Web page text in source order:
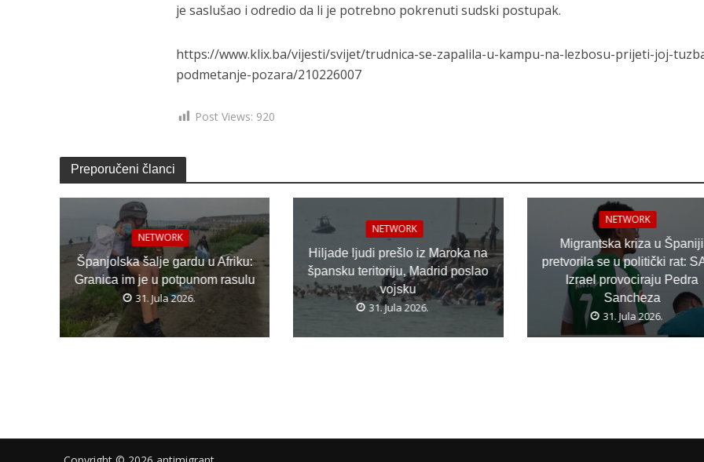
je saslušao i odredio da li je potrebno pokrenuti sudski postupak.
https://www.klix.ba/vijesti/svijet/trudnica-se-zapalila-u-kampu-na-lezbosu-prijeti-joj-
podmetanje-pozara/210226007
Post Views: 920
Preporučeni članci
NETWORK
Španjolska šalje gardu u Afriku:
Granica im je u potpunom rasulu
31. Jula 2026.
NETWORK
Hiljade ljudi prešlo iz Maroka na
špansku teritoriju, Madrid poslao
vojsku
31. Jula 2026.
NETWORK
Migrantska kriza u Španiji
pretvorila se u politički rat:
Izrael provociraju Pedra
Sancheza
31. Jula 2026.